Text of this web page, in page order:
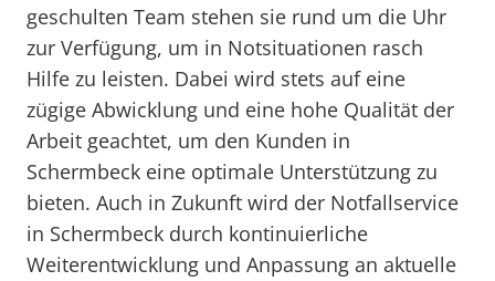
geschulten Team stehen sie rund um die Uhr
zur Verfügung, um in Notsituationen rasch
Hilfe zu leisten. Dabei wird stets auf eine
zügige Abwicklung und eine hohe Qualität der
Arbeit geachtet, um den Kunden in
Schermbeck eine optimale Unterstützung zu
bieten. Auch in Zukunft wird der Notfallservice
in Schermbeck durch kontinuierliche
Weiterentwicklung und Anpassung an aktuelle